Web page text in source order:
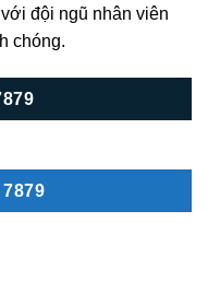
đội ngũ nhân viên
chóng.